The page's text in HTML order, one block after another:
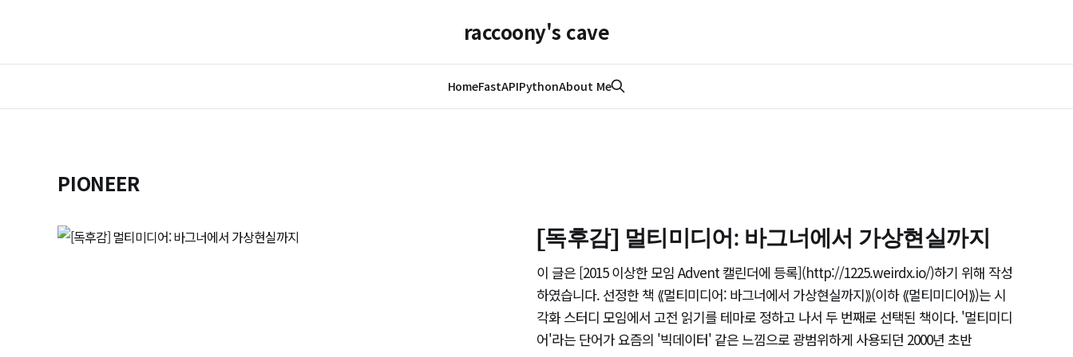
raccoony's cave
HomeFastAPIPythonAbout Me
PIONEER
[독후감] 멀티미디어: 바그너에서 가상현실까지
이 글은 [2015 이상한 모임 Advent 캘린더에 등록](http://1225.weirdx.io/)하기 위해 작성
하였습니다. 선정한 책 ⟪멀티미디어: 바그너에서 가상현실까지⟫(이하 ⟪멀티미디어⟫)는 시
각화 스터디 모임에서 고전 읽기를 테마로 정하고 나서 두 번째로 선택된 책이다. '멀티미디
어'라는 단어가 요즘의 '빅데이터' 같은 느낌으로 광범위하게 사용되던 2000년 초반